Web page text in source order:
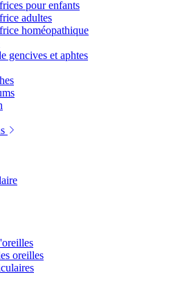
pour enfants
adultes
homéopathique
gencives et aphtes
oreilles